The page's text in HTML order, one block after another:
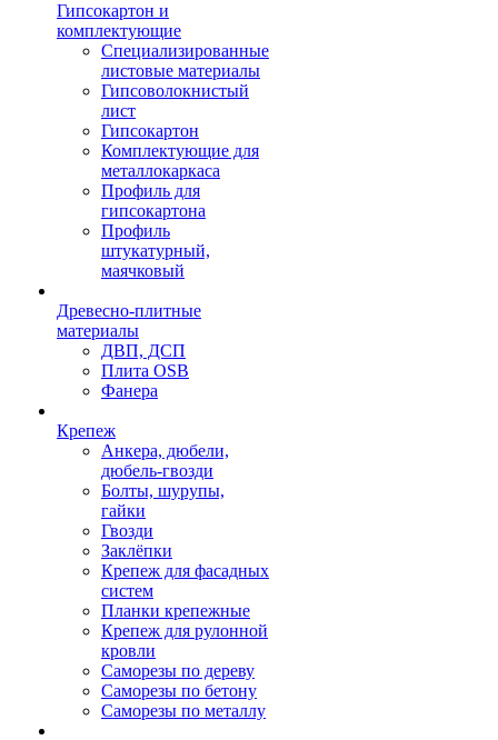
Гипсокартон и
комплектующие
Специализированные
листовые материалы
Гипсоволокнистый
лист
Гипсокартон
Комплектующие для
металлокаркаса
Профиль для
гипсокартона
Профиль
штукатурный,
маячковый
Древесно-плитные
материалы
ДВП, ДСП
Плита OSB
Фанера
Крепеж
Анкера, дюбели,
дюбель-гвозди
Болты, шурупы,
гайки
Гвозди
Заклёпки
Крепеж для фасадных
систем
Планки крепежные
Крепеж для рулонной
кровли
Саморезы по дереву
Саморезы по бетону
Саморезы по металлу